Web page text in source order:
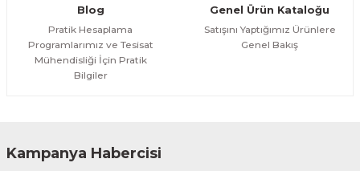
Blog
Pratik Hesaplama
Programlarımız ve Tesisat
Mühendisliği İçin Pratik
Bilgiler
Genel Ürün Kataloğu
Satışını Yaptığımız Ürünlere
Genel Bakış
Kampanya Habercisi